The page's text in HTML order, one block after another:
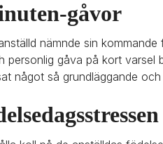
gåvor
nämnde sin
personlig gåva på kort varsel
något så grundläggande